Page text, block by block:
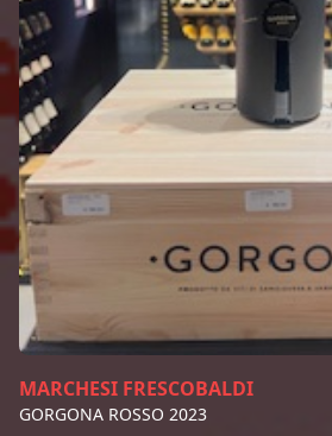
MARCHESI FRESCOBALDI
GORGONA ROSSO 2023